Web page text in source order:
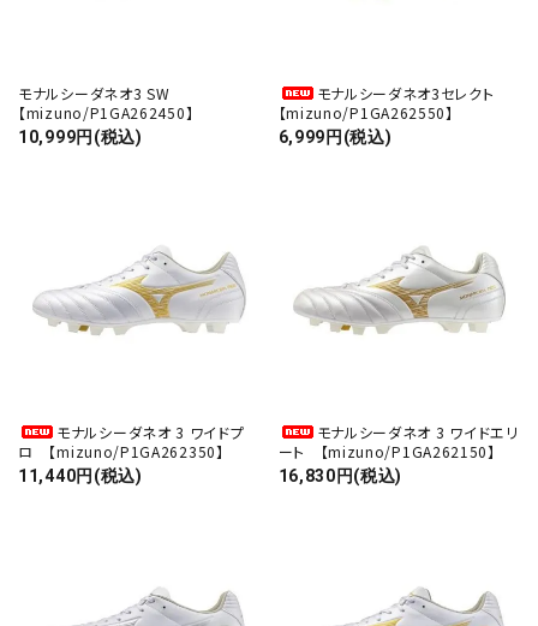
モナルシーダネオ3 SW
【mizuno/P1GA262450】
10,999円(税込)
モナルシーダネオ3セレクト
【mizuno/P1GA262550】
6,999円(税込)
モナルシーダネオ 3 ワイドプ
ロ 【mizuno/P1GA262350】
11,440円(税込)
モナルシーダネオ 3 ワイドエリ
ート 【mizuno/P1GA262150】
16,830円(税込)